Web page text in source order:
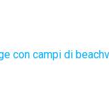
con campi di